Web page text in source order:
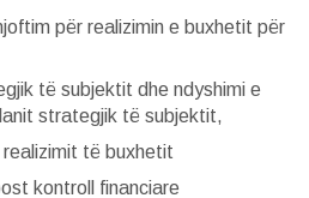
për realizimin e buxhetit për
të subjektit dhe ndyshimi e
strategjik të subjektit,
të buxhetit
kontroll financiare